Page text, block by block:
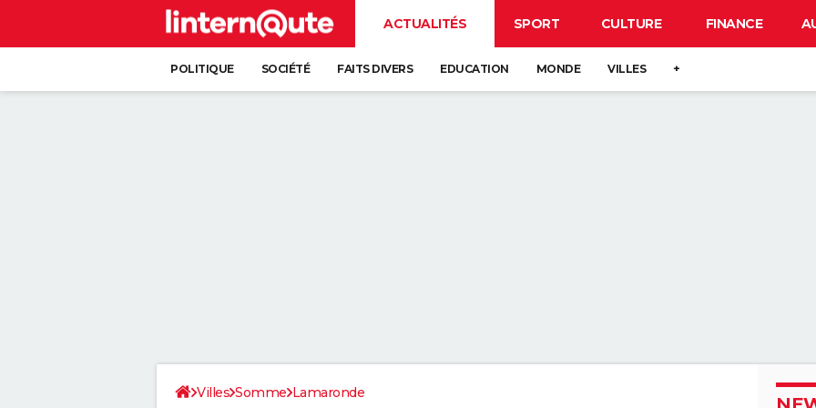
ACTUALITÉS SPORT CULTURE FINANCE
POLITIQUE SOCIÉTÉ FAITS DIVERS EDUCATION MONDE VILLES +
Villes Somme Lamaronde